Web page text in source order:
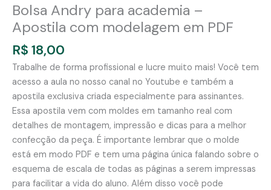
Bolsa Andry para academia –
Apostila com modelagem em PDF
R$ 18,00
Trabalhe de forma profissional e lucre muito mais! Você tem
acesso a aula no nosso canal no Youtube e também a
apostila exclusiva criada especialmente para assinantes.
Essa apostila vem com moldes em tamanho real com
detalhes de montagem, impressão e dicas para a melhor
confecção da peça. É importante lembrar que o molde
está em modo PDF e tem uma página única falando sobre o
esquema de escala de todas as páginas a serem impressas
para facilitar a vida do aluno. Além disso você pode